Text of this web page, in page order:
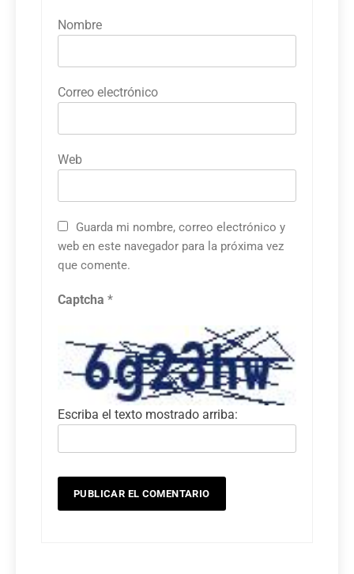
Nombre
Correo electrónico
Web
Guarda mi nombre, correo electrónico y
web en este navegador para la próxima vez
que comente.
Captcha *
Escriba el texto mostrado arriba: